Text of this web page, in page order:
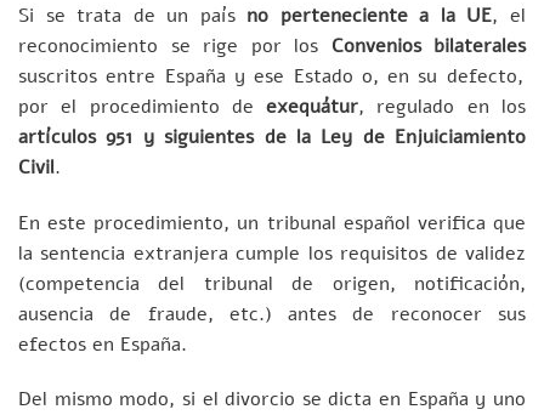
Si se trata de un país no perteneciente a la UE, el
reconocimiento se rige por los Convenios bilaterales
suscritos entre España y ese Estado o, en su defecto,
por el procedimiento deexequátur, regulado en los
artículos 951 y siguientes de la Ley de Enjuiciamiento
Civil.
En este procedimiento, un tribunal español verifica que
la sentencia extranjera cumple los requisitos de validez
(competencia del tribunal de origen, notificación,
ausencia de fraude, etc.) antes de reconocer sus
efectos en España.
Del mismo modo, si el divorcio se dicta en España y uno